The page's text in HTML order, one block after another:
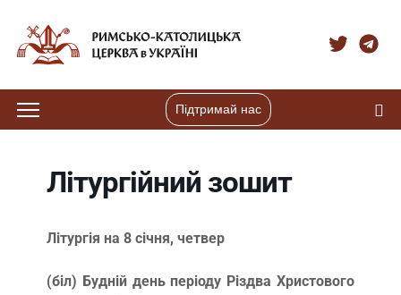
Підтримай нас
Літургійний зошит
Літургія на 8 січня, четвер
(біл) Будній день періоду Різдва Христового